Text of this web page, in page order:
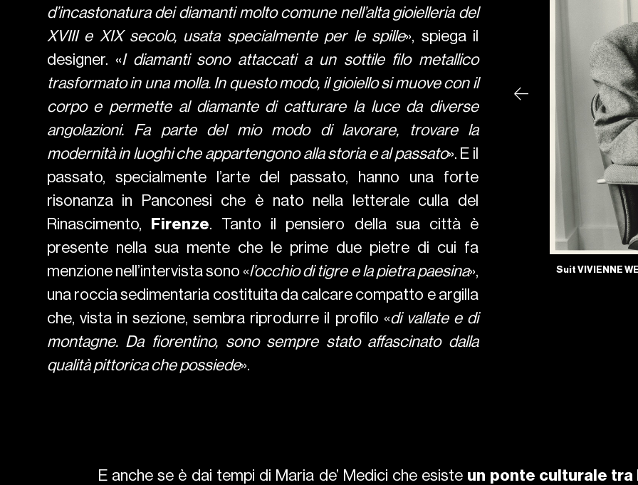
d’incastonatura dei diamanti molto comune nell’alta gioielleria del
XVIII e XIX secolo, usata specialmente per le spille», spiega il
designer. «I diamanti sono attaccati a un sottile filo metallico
trasformato in una molla. In questo modo, il gioiello si muove con il
corpo e permette al diamante di catturare la luce da diverse
angolazioni. Fa parte del mio modo di lavorare, trovare la
modernità in luoghi che appartengono alla storia e al passato». E il
passato, specialmente l’arte del passato, hanno una forte
risonanza in Panconesi che è nato nella letterale culla del
Rinascimento,
Firenze. Tanto il pensiero della sua città è
presente nella sua mente che le prime due pietre di cui fa
menzione nell’intervista sono «l’occhio di tigre e la pietra paesina»,
una roccia sedimentaria costituita da calcare compatto e argilla
che, vista in sezione, sembra riprodurre il profilo «di vallate e di
montagne. Da fiorentino, sono sempre stato affascinato dalla
qualità pittorica che possiede».
Suit VIVIENNE WESTWOOD, tie BALENCIAGA. Blazer VIVIENNE
E anche se è dai tempi di Maria de’ Medici che esiste un ponte culturale tra